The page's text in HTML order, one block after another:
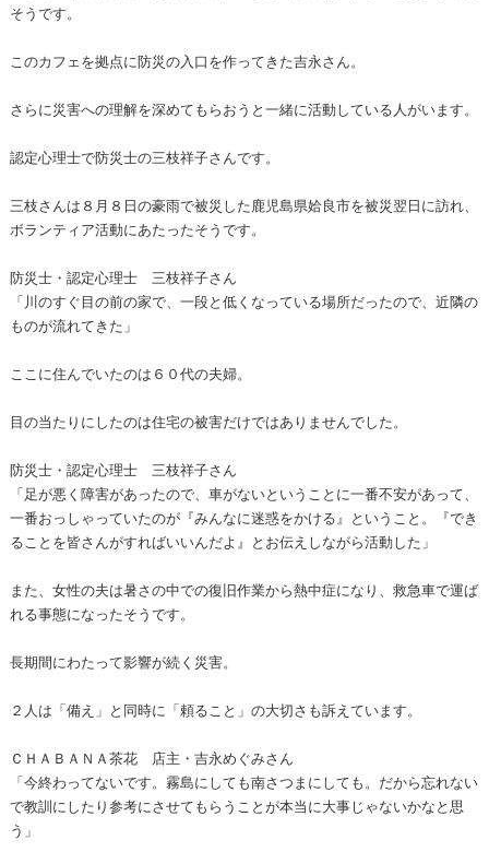
そうです。
このカフェを拠点に防災の入口を作ってきた吉永さん。
さらに災害への理解を深めてもらおうと一緒に活動している人がいます。
認定心理士で防災士の三枝祥子さんです。
三枝さんは８月８日の豪雨で被災した鹿児島県姶良市を被災翌日に訪れ、
ボランティア活動にあたったそうです。
防災士・認定心理士 三枝祥子さん
「川のすぐ目の前の家で、一段と低くなっている場所だったので、近隣の
ものが流れてきた」
ここに住んでいたのは６０代の夫婦。
目の当たりにしたのは住宅の被害だけではありませんでした。
防災士・認定心理士 三枝祥子さん
「足が悪く障害があったので、車がないということに一番不安があって、
一番おっしゃっていたのが『みんなに迷惑をかける』ということ。『でき
ることを皆さんがすればいいんだよ』とお伝えしながら活動した」
また、女性の夫は暑さの中での復旧作業から熱中症になり、救急車で運ば
れる事態になったそうです。
長期間にわたって影響が続く災害。
２人は「備え」と同時に「頼ること」の大切さも訴えています。
ＣＨＡＢＡＮＡ茶花 店主・吉永めぐみさん
「今終わってないです。霧島にしても南さつまにしても。だから忘れない
で教訓にしたり参考にさせてもらうことが本当に大事じゃないかなと思
う」